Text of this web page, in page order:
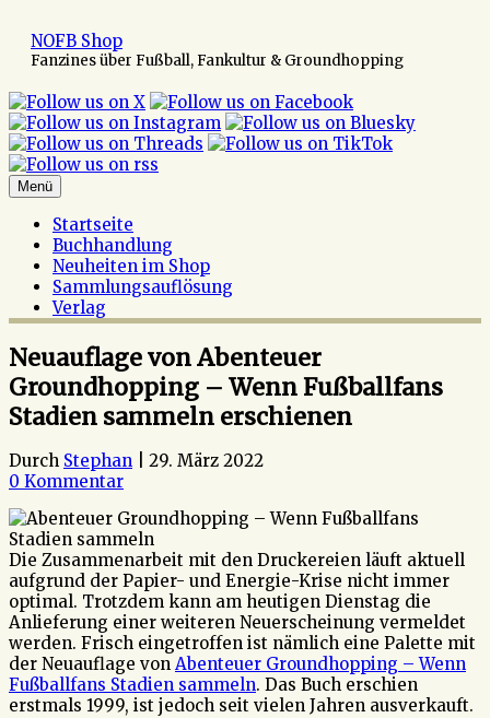
Inhalt
springen
NOFB Shop
Fanzines über Fußball, Fankultur & Groundhopping
Menü
Startseite
Buchhandlung
Neuheiten im Shop
Sammlungsauflösung
Verlag
Neuauflage von Abenteuer
Groundhopping – Wenn Fußballfans
Stadien sammeln erschienen
Durch Stephan
29. März 2022
0 Kommentar
Die Zusammenarbeit mit den Druckereien läuft aktuell
aufgrund der Papier- und Energie-Krise nicht immer
optimal. Trotzdem kann am heutigen Dienstag die
Anlieferung einer weiteren Neuerscheinung vermeldet
werden. Frisch eingetroffen ist nämlich eine Palette mit
der Neuauflage von Abenteuer Groundhopping – Wenn
Fußballfans Stadien sammeln. Das Buch erschien
erstmals 1999, ist jedoch seit vielen Jahren ausverkauft.